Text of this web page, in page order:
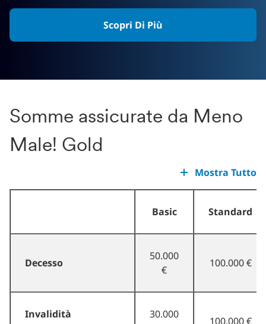
Scopri Di Più
Somme assicurate da Meno
Male! Gold
Mostra Tutto
Basic Standard
Decesso
50.000
€
100.000 €
Invalidità
30.000
100.000 €